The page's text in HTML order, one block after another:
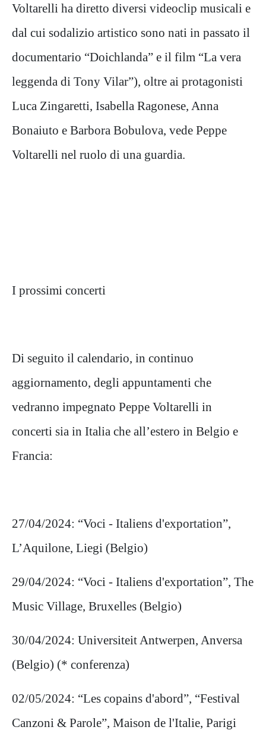
Voltarelli ha diretto diversi videoclip musicali e
dal cui sodalizio artistico sono nati in passato il
documentario “Doichlanda” e il film “La vera
leggenda di Tony Vilar”), oltre ai protagonisti
Luca Zingaretti, Isabella Ragonese, Anna
Bonaiuto e Barbora Bobulova, vede Peppe
Voltarelli nel ruolo di una guardia.
I prossimi concerti
Di seguito il calendario, in continuo
aggiornamento, degli appuntamenti che
vedranno impegnato Peppe Voltarelli in
concerti sia in Italia che all’estero in Belgio e
Francia:
27/04/2024: “Voci - Italiens d'exportation”,
L’Aquilone, Liegi (Belgio)
29/04/2024: “Voci - Italiens d'exportation”, The
Music Village, Bruxelles (Belgio)
30/04/2024: Universiteit Antwerpen, Anversa
(Belgio) (* conferenza)
02/05/2024: “Les copains d'abord”, “Festival
Canzoni & Parole”, Maison de l'Italie, Parigi